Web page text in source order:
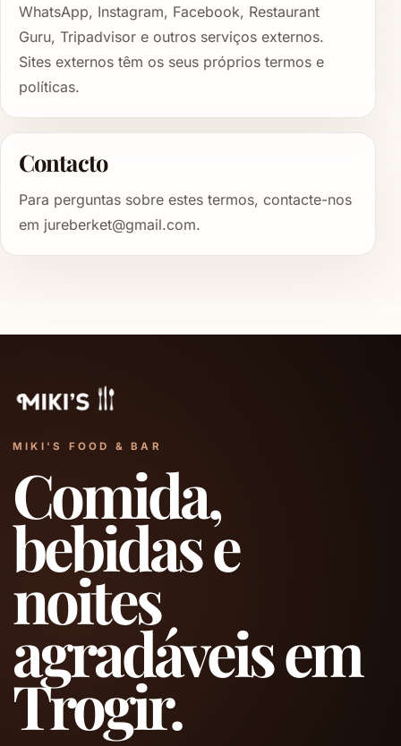
WhatsApp, Instagram, Facebook, Restaurant
Guru, Tripadvisor e outros serviços externos.
Sites externos têm os seus próprios termos e
políticas.
Contacto
Para perguntas sobre estes termos, contacte-nos
em jureberket@gmail.com.
MIKI'S FOOD & BAR
Comida,
bebidas e
noites
agradáveis em
Trogir.